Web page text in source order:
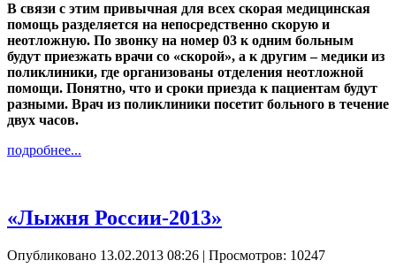
В связи с этим привычная для всех скорая медицинская
помощь разделяется на непосредственно скорую и
неотложную. По звонку на номер 03 к одним больным
будут приезжать врачи со «скорой», а к другим – медики из
поликлиники, где организованы отделения неотложной
помощи. Понятно, что и сроки приезда к пациентам будут
разными. Врач из поликлиники посетит больного в течение
двух часов.
подробнее...
«Лыжня России-2013»
Опубликовано 13.02.2013 08:26 | Просмотров: 10247